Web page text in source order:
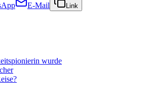
E-Mail Link
wurde